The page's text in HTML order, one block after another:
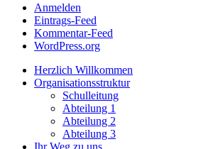
Anmelden
Eintrags-Feed
Kommentar-Feed
WordPress.org
Herzlich Willkommen
Organisationsstruktur
Schulleitung
Abteilung 1
Abteilung 2
Abteilung 3
Ihr Weg zu uns